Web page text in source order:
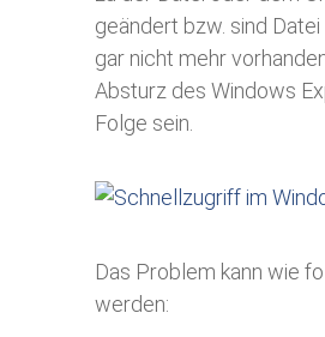
geändert bzw. sind
gar nicht mehr
Absturz des Windows
Folge sein.
Das Problem kann wie
werden: